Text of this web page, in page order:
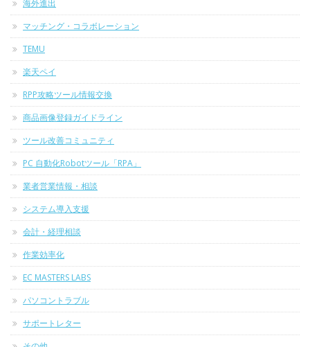
海外進出
マッチング・コラボレーション
TEMU
楽天ペイ
RPP攻略ツール情報交換
商品画像登録ガイドライン
ツール改善コミュニティ
PC 自動化Robotツール「RPA」
業者営業情報・相談
システム導入支援
会計・経理相談
作業効率化
EC MASTERS LABS
パソコントラブル
サポートレター